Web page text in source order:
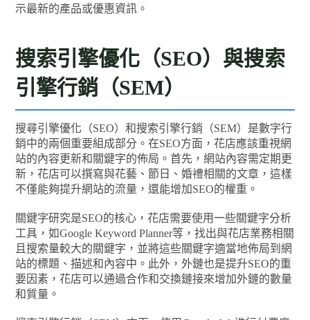
示最新的產品或優惠資訊。
搜索引擎優化（SEO）與搜索
引擎行銷（SEM）
搜尋引擎優化（SEO）和搜索引擎行銷（SEM）是數字行
銷中的兩個重要組成部分。在SEO方面，花店應該重視網
站的內容更新和關鍵字的佈局。首先，網站內容需定期更
新，花店可以撰寫與花藝、節日、婚禮相關的文章，這樣
不僅能夠提升網站的流量，還能增加SEO的權重。
關鍵字研究是SEO的核心，花店需要使用一些關鍵字分析
工具，如Google Keyword Planner等，找出與花店業務相關
且搜索量較大的關鍵字，並將這些關鍵字適當地佈局到網
站的標題、描述和內容中。此外，外鏈也是提升SEO的重
要因素，花店可以通過合作和交換鏈接來增加外鏈的數量
和質量。